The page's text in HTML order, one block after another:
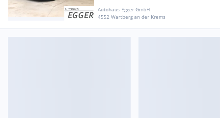
Autohaus Egger GmbH
4552 Wartberg an der Krems